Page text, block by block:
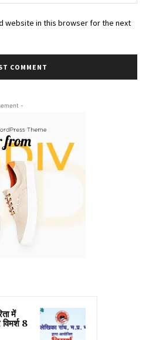
website in this browser for the next
-
में
8